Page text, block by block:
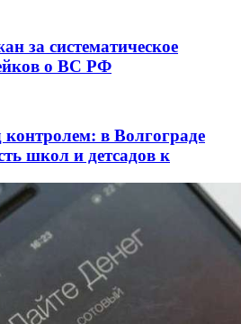
за систематическое
о ВС РФ
в Волгограде
школ и детсадов к
в Волгограде: девушка
женщину с ножом